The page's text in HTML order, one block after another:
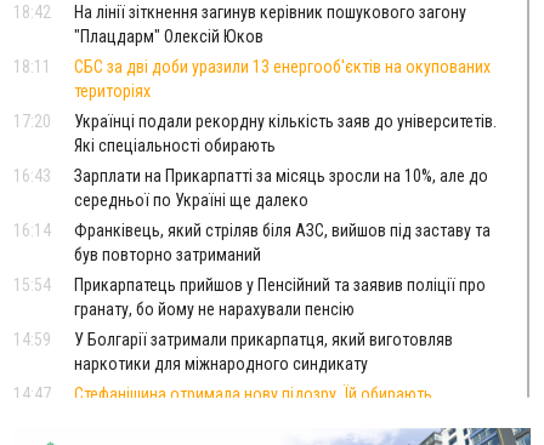
18:42
На лінії зіткнення загинув керівник пошукового загону
"Плацдарм" Олексій Юков
18:11
СБС за дві доби уразили 13 енергооб'єктів на окупованих
територіях
17:20
Українці подали рекордну кількість заяв до університетів.
Які спеціальності обирають
16:43
Зарплати на Прикарпатті за місяць зросли на 10%, але до
середньої по Україні ще далеко
16:14
Франківець, який стріляв біля АЗС, вийшов під заставу та
був повторно затриманий
15:54
Прикарпатець прийшов у Пенсійний та заявив поліції про
гранату, бо йому не нарахували пенсію
14:59
У Болгарії затримали прикарпатця, який виготовляв
наркотики для міжнародного синдикату
14:47
Стефанішина отримала нову підозру. Їй обирають